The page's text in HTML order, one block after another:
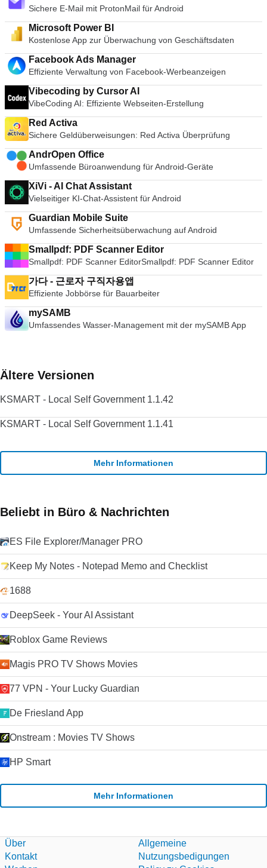
Sichere E-Mail mit ProtonMail für Android
Microsoft Power BI
Kostenlose App zur Überwachung von Geschäftsdaten
Facebook Ads Manager
Effiziente Verwaltung von Facebook-Werbeanzeigen
Vibecoding by Cursor AI
VibeCoding AI: Effiziente Webseiten-Erstellung
Red Activa
Sichere Geldüberweisungen: Red Activa Überprüfung
AndrOpen Office
Umfassende Büroanwendung für Android-Geräte
XiVi - AI Chat Assistant
Vielseitiger KI-Chat-Assistent für Android
Guardian Mobile Suite
Umfassende Sicherheitsüberwachung auf Android
Smallpdf: PDF Scanner Editor
Smallpdf: PDF Scanner EditorSmallpdf: PDF Scanner Editor
가다 - 근로자 구직자용앱
Effiziente Jobbörse für Bauarbeiter
mySAMB
Umfassendes Wasser-Management mit der mySAMB App
Ältere Versionen
KSMART - Local Self Government 1.1.42
KSMART - Local Self Government 1.1.41
Mehr Informationen
Beliebt in Büro & Nachrichten
ES File Explorer/Manager PRO
Keep My Notes - Notepad Memo and Checklist
1688
DeepSeek - Your AI Assistant
Roblox Game Reviews
Magis PRO TV Shows Movies
77 VPN - Your Lucky Guardian
De Friesland App
Onstream : Movies TV Shows
HP Smart
Mehr Informationen
Über
Kontakt
Allgemeine
Nutzungsbedigungen